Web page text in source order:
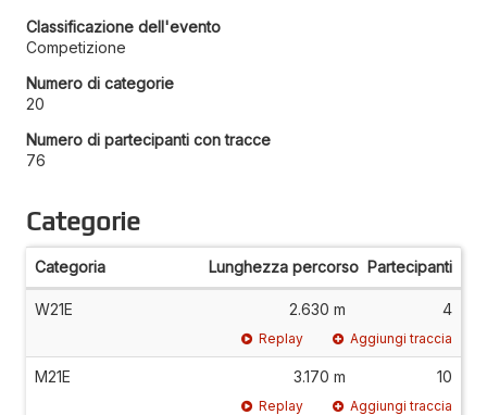
Classificazione dell'evento
Competizione
Numero di categorie
20
Numero di partecipanti con tracce
76
Categorie
Categoria Lunghezza percorso Partecipanti
W21E 2.630 m 4
Replay Aggiungi traccia
M21E 3.170 m 10
Replay Aggiungi traccia